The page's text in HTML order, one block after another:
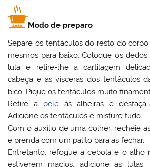
Modo de preparo
Separe os tentáculos do resto do
mesmos para baixo. Coloque os
lula e retire-lhe a cartilagem
cabeça e as vísceras dos tentáculos
bico. Pique os tentáculos muito
Retire a peleàs alheiras e
Adicione os tentáculos e misture tudo.
Com o auxílio de uma colher, recheie
e prenda com um palito para as fechar.
Entretanto, refogue a cebola e o alho
estiverem macios, adicione as